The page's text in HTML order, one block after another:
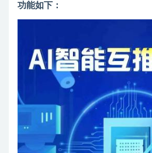
功能如下：